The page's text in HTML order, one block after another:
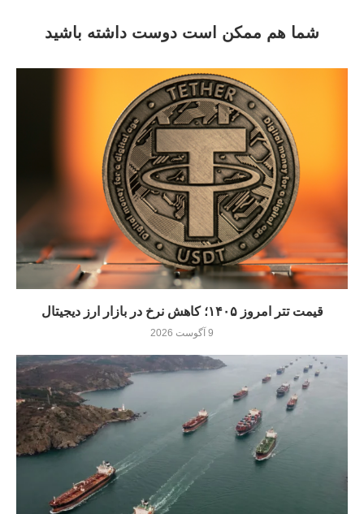
شما هم ممکن است دوست داشته باشید
قیمت تتر امروز ۱۴۰۵؛ کاهش نرخ در بازار ارز دیجیتال
9 آگوست 2026